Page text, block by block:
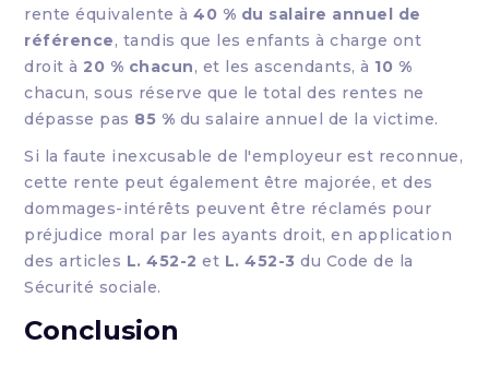
rente équivalente à40 % du salaire annuel de
référence, tandis que les enfants à charge ont
droit à 20 % chacun, et les ascendants, à 10 %
chacun, sous réserve que le total des rentes ne
dépasse pas 85 % du salaire annuel de la victime.
Si la faute inexcusable de l'employeur est reconnue,
cette rente peut également être majorée, et des
dommages-intérêts peuvent être réclamés pour
préjudice moral par les ayants droit, en application
des articles L. 452-2 et L. 452-3 du Code de la
Sécurité sociale.
Conclusion